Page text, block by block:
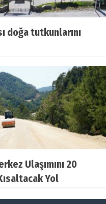
doğa tutkunlarını
Ulaşımını 20
Yol